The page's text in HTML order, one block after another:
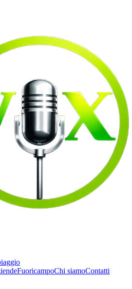
FuoricampoChi siamoContatti